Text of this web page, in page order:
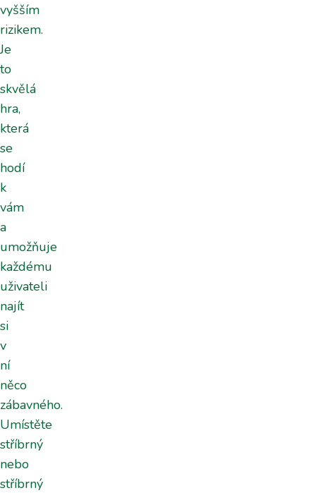
vyšším
rizikem.
Je
to
skvělá
hra,
která
se
hodí
k
vám
a
umožňuje
každému
uživateli
najít
si
v
ní
něco
zábavného.
Umístěte
stříbrný
nebo
stříbrný